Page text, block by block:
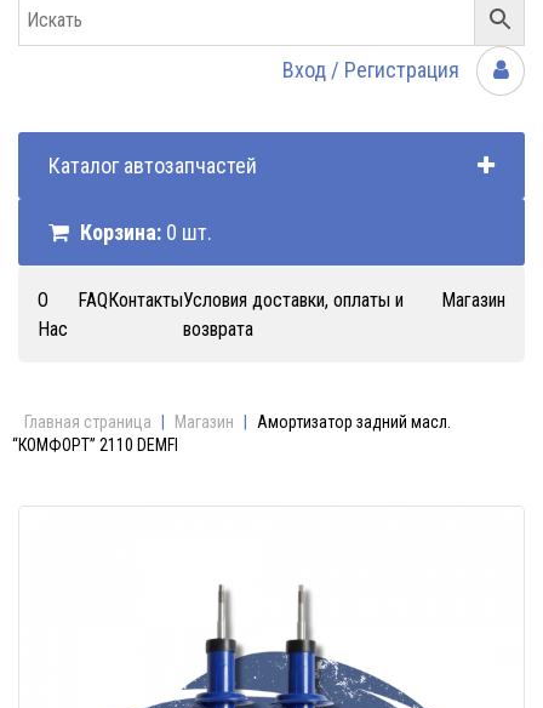
Вход / Регистрация
Каталог автозапчастей
Корзина: 0 шт.
О
Нас
FAQКонтактыУсловия доставки, оплаты и
возврата
Магазин
Главная страница Магазин
Амортизатор задний масл.
“КОМФОРТ” 2110 DEMFI